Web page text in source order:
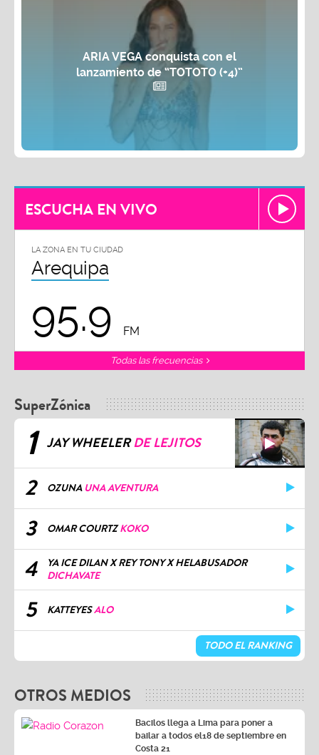
ARIA VEGA conquista con el
lanzamiento de “TOTOTO (+4)”
ESCUCHA EN VIVO
LA ZONA EN TU CIUDAD
Arequipa
95.9 FM
Todas las frecuencias
SuperZónica
1 JAY WHEELERDE LEJITOS
2 OZUNA UNA AVENTURA
3 OMAR COURTZKOKO
4
YA ICE DILAN X REY TONY X HELABUSADOR
DICHAVATE
5 KATTEYESALO
TODO EL RANKING
OTROS MEDIOS
Bacilos llega a Lima para poner a
bailar a todos el18 de septiembre en
Costa 21